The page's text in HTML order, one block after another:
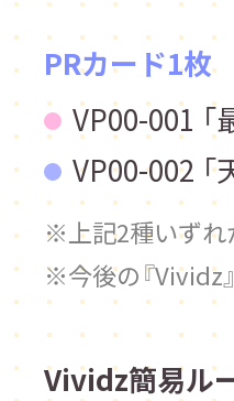
PRカード1枚
VP00-001 「
VP00-002 「
上記2種いず
今後の『
Vividz簡易ル